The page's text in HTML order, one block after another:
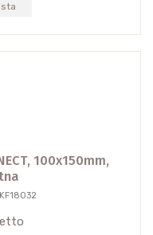
100x150mm,